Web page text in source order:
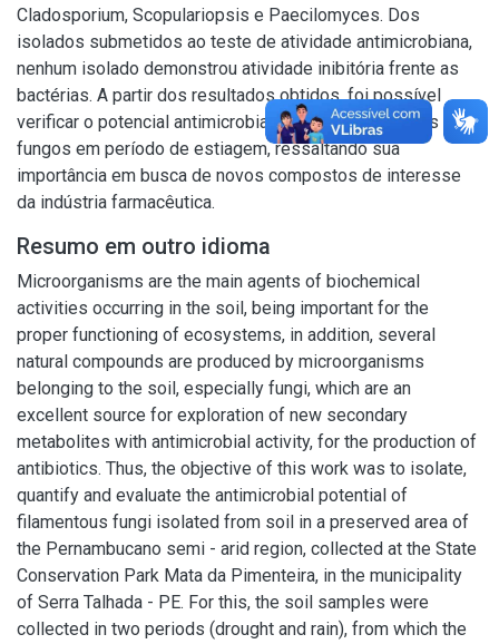
Cladosporium, Scopulariopsis e Paecilomyces. Dos
isolados submetidos ao teste de atividade antimicrobiana,
nenhum isolado demonstrou atividade inibitória frente as
bactérias. A partir dos resultados obtidos, foi possível
verificar o potencial antimicrobiano apresentado pelos
fungos em período de estiagem, ressaltando sua
importância em busca de novos compostos de interesse
da indústria farmacêutica.
Resumo em outro idioma
Microorganisms are the main agents of biochemical
activities occurring in the soil, being important for the
proper functioning of ecosystems, in addition, several
natural compounds are produced by microorganisms
belonging to the soil, especially fungi, which are an
excellent source for exploration of new secondary
metabolites with antimicrobial activity, for the production of
antibiotics. Thus, the objective of this work was to isolate,
quantify and evaluate the antimicrobial potential of
filamentous fungi isolated from soil in a preserved area of
the Pernambucano semi - arid region, collected at the State
Conservation Park Mata da Pimenteira, in the municipality
of Serra Talhada - PE. For this, the soil samples were
collected in two periods (drought and rain), from which the